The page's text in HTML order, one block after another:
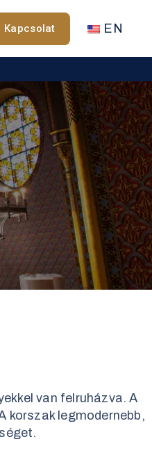
Kapcsolat EN
van felruházva. A
korszak legmodernebb,